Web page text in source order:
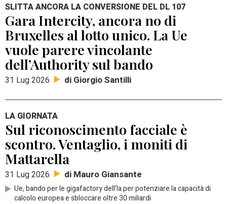
SLITTA ANCORA LA CONVERSIONE DEL DL 107
Gara Intercity, ancora no di
Bruxelles al lotto unico. La Ue
vuole parere vincolante
dell’Authority sul bando
31 Lug 2026 di Giorgio Santilli
LA GIORNATA
Sul riconoscimento facciale è
scontro. Ventaglio, i moniti di
Mattarella
31 Lug 2026 di Mauro Giansante
Ue, bando per le gigafactory dell’Ia per potenziare la capacità di
calcolo europea e sbloccare oltre 30 miliardi